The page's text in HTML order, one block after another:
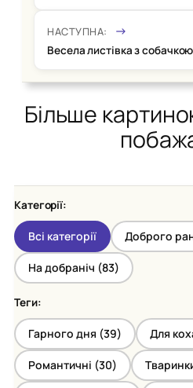
НАСТУПНА:
Весела листівка з
Більше
Категорії:
Всі категорії Доброго
На добраніч (83)
Теги:
Гарного дня (39) Для
Романтичні (30)